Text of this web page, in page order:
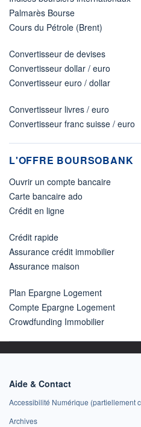
Palmarès Bourse
Cours du Pétrole (Brent)
Convertisseur de devises
Convertisseur dollar / euro
Convertisseur euro / dollar
Convertisseur livres / euro
Convertisseur franc suisse / euro
L'OFFRE BOURSOBANK
Ouvrir un compte bancaire
Carte bancaire ado
Crédit en ligne
Crédit rapide
Assurance crédit immobilier
Assurance maison
Plan Epargne Logement
Compte Epargne Logement
Crowdfunding Immobilier
Aide & Contact
Accessibilité Numérique (partiellement
Archives